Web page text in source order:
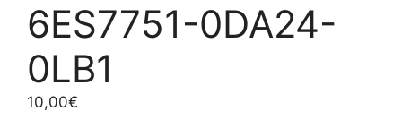
6ES7751-0DA24-
0LB1
10,00€